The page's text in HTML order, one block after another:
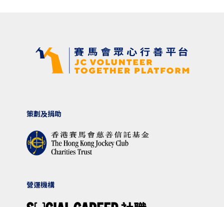
策劃及捐助
營運機構